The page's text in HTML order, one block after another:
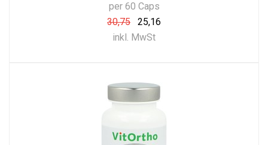
per 60 Caps
30,75
25,16
inkl. MwSt